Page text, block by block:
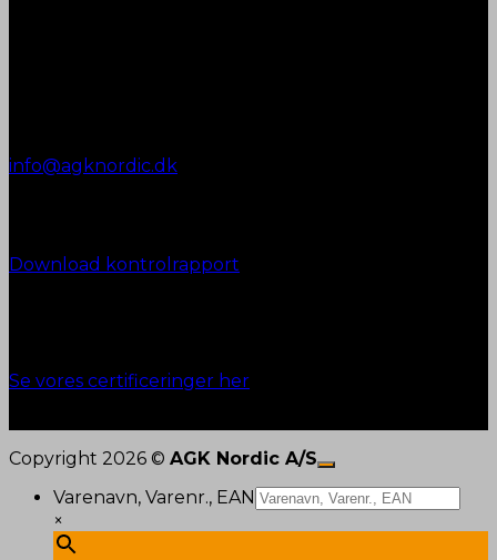
info@agknordic.dk
Download kontrolrapport
Se vores certificeringer her
Copyright 2026 © AGK Nordic A/S
Varenavn, Varenr., EAN
×